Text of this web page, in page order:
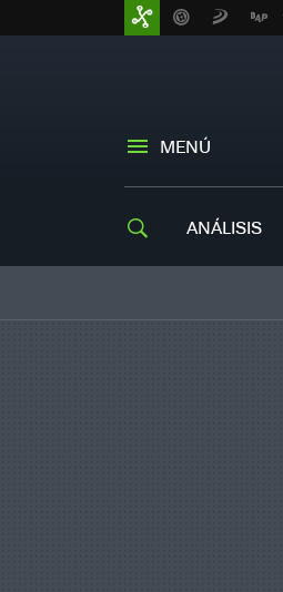
MENÚ
ANÁLISIS